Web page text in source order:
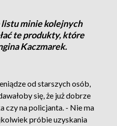
listu minie kolejnych
te produkty, które
Kaczmarek.
od starszych osób,
się, że już dobrze
czy na policjanta. - Nie ma
próbie uzyskania